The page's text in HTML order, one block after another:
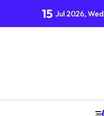
15 Jul 2026, Wed